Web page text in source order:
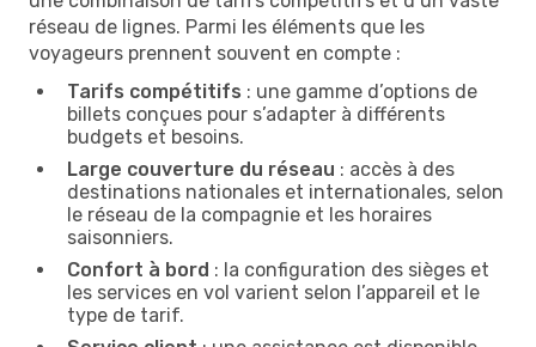
réseau de lignes. Parmi les éléments que les
voyageurs prennent souvent en compte :
Tarifs compétitifs : une gamme d’options de
billets conçues pour s’adapter à différents
budgets et besoins.
Large couverture du réseau : accès à des
destinations nationales et internationales, selon
le réseau de la compagnie et les horaires
saisonniers.
Confort à bord : la configuration des sièges et
les services en vol varient selon l’appareil et le
type de tarif.